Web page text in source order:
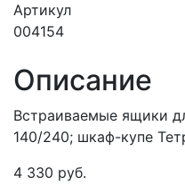
Артикул
004154
Описание
Встраиваемые ящики
140/240; шкаф-купе
4 330 руб.